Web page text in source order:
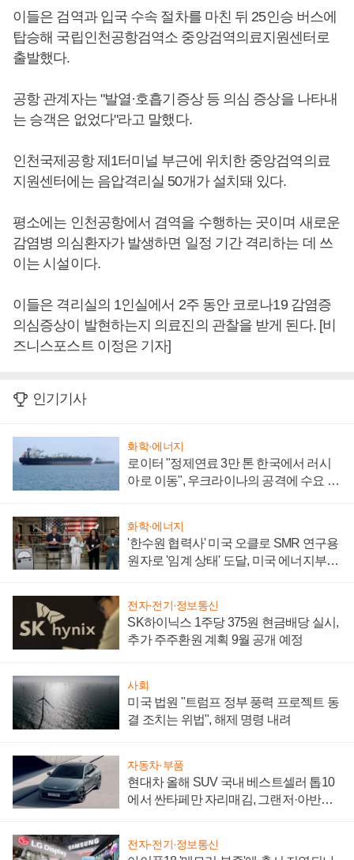
이들은 검역과 입국 수속 절차를 마친 뒤 25인승 버스에
탑승해 국립인천공항검역소 중앙검역의료지원센터로
출발했다.
공항 관계자는 "발열·호흡기증상 등 의심 증상을 나타내
는 승객은 없었다"라고 말했다.
인천국제공항 제1터미널 부근에 위치한 중앙검역의료
지원센터에는 음압격리실 50개가 설치돼 있다.
평소에는 인천공항에서 겸역을 수행하는 곳이며 새로운
감염병 의심환자가 발생하면 일정 기간 격리하는 데 쓰
이는 시설이다.
이들은 격리실의 1인실에서 2주 동안 코로나19 감염증
의심증상이 발현하는지 의료진의 관찰을 받게 된다. [비
즈니스포스트 이정은 기자]
인기기사
화학·에너지
로이터 "정제연료 3만 톤 한국에서 러시
아로 이동", 우크라이나의 공격에 수요 늘
화학·에너지
'한수원 협력사' 미국 오클로 SMR 연구용
원자로 '임계 상태' 도달, 미국 에너지부
전자·전기·정보통신
SK하이닉스 1주당 375원 현금배당 실시,
추가 주주환원 계획 9월 공개 예정
사회
미국 법원 "트럼프 정부 풍력 프로젝트 동
결 조치는 위법", 해제 명령 내려
자동차·부품
현대차 올해 SUV 국내 베스트셀러 톱10
에서 싼타페만 자리매김, 그랜저·아반떼
전자·전기·정보통신